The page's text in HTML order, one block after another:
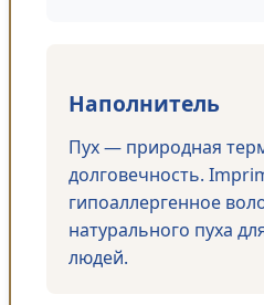
Наполнитель
Пух — природная
долговечность.
гипоаллергенное
натурального пуха
людей.